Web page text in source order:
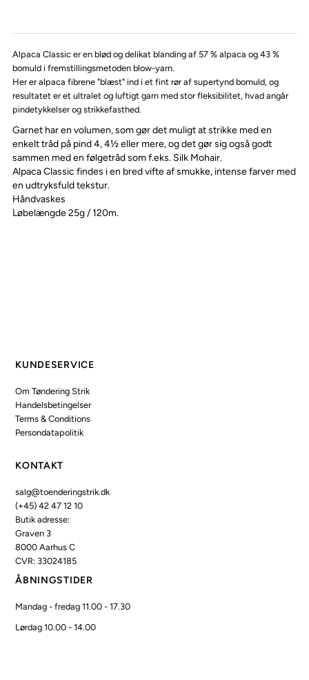
Alpaca Classic er en blød og delikat blanding af 57 % alpaca og 43 %
bomuld i fremstillingsmetoden blow-yarn.
Her er alpaca fibrene "blæst" ind i et fint rør af supertynd bomuld, og
resultatet er et ultralet og luftigt garn med stor fleksibilitet, hvad angår
pindetykkelser og strikkefasthed.
Garnet har en volumen, som gør det muligt at strikke med en
enkelt tråd på pind 4, 4½ eller mere, og det gør sig også godt
sammen med en følgetråd som f.eks. Silk Mohair.
Alpaca Classic findes i en bred vifte af smukke, intense farver med
en udtryksfuld tekstur.
Håndvaskes
Løbelængde 25g / 120m.
KUNDESERVICE
Om Tøndering Strik
Handelsbetingelser
Terms & Conditions
Persondatapolitik
KONTAKT
salg@toenderingstrik.dk
(+45) 42 47 12 10
Butik adresse:
Graven 3
8000 Aarhus C
CVR: 33024185
ÅBNINGSTIDER
Mandag - fredag 11.00 - 17.30
Lørdag 10.00 - 14.00